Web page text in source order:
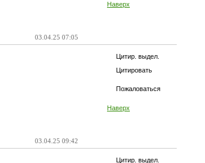
Наверх
03.04.25 07:05
Цитир. выдел.
Цитировать
Пожаловаться
Наверх
03.04.25 09:42
Цитир. выдел.